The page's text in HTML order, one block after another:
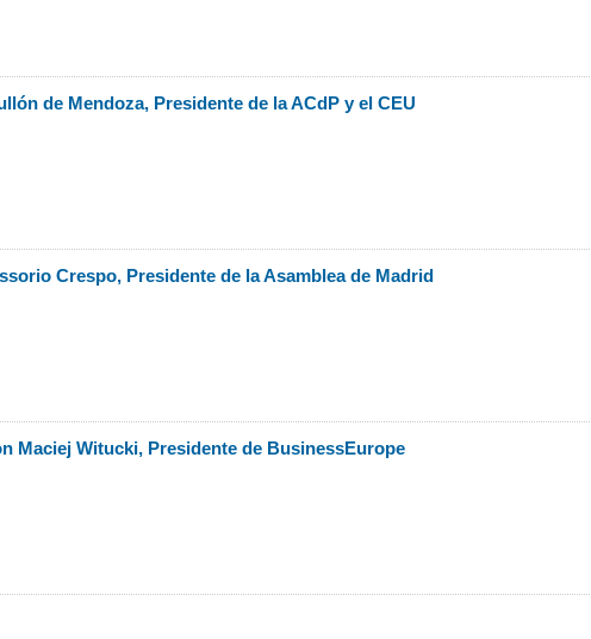
de Mendoza, Presidente de la ACdP y el CEU
Crespo, Presidente de la Asamblea de Madrid
Maciej Witucki, Presidente de BusinessEurope